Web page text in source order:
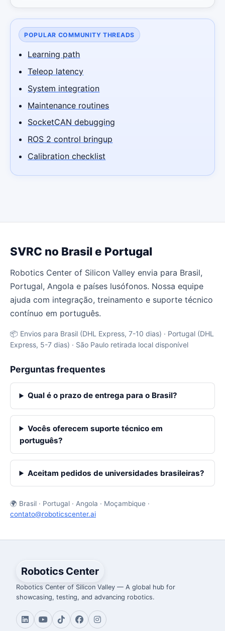
POPULAR COMMUNITY THREADS
Learning path
Teleop latency
System integration
Maintenance routines
SocketCAN debugging
ROS 2 control bringup
Calibration checklist
SVRC no Brasil e Portugal
Robotics Center of Silicon Valley envia para Brasil,
Portugal, Angola e países lusófonos. Nossa equipe
ajuda com integração, treinamento e suporte técnico
contínuo em português.
📦 Envios para Brasil (DHL Express, 7-10 dias) · Portugal (DHL
Express, 5-7 dias) · São Paulo retirada local disponível
Perguntas frequentes
Qual é o prazo de entrega para o Brasil?
Vocês oferecem suporte técnico em
português?
Aceitam pedidos de universidades brasileiras?
🌍 Brasil · Portugal · Angola · Moçambique ·
contato@roboticscenter.ai
Robotics Center
Robotics Center of Silicon Valley — A global hub for
showcasing, testing, and advancing robotics.